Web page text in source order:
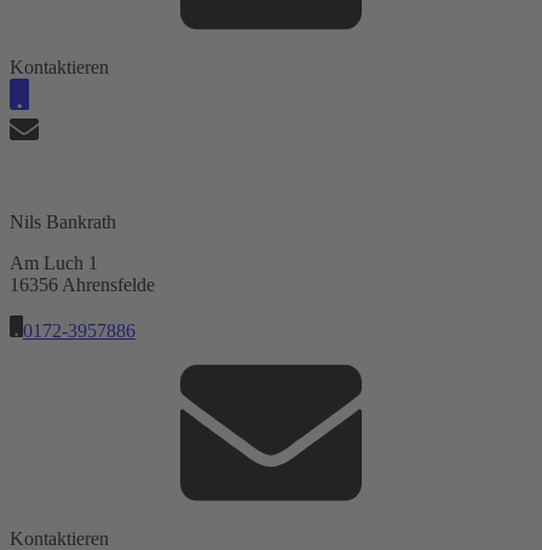
Kontaktieren
Nils Bankrath
Am Luch 1
16356 Ahrensfelde
0172-3957886
Kontaktieren